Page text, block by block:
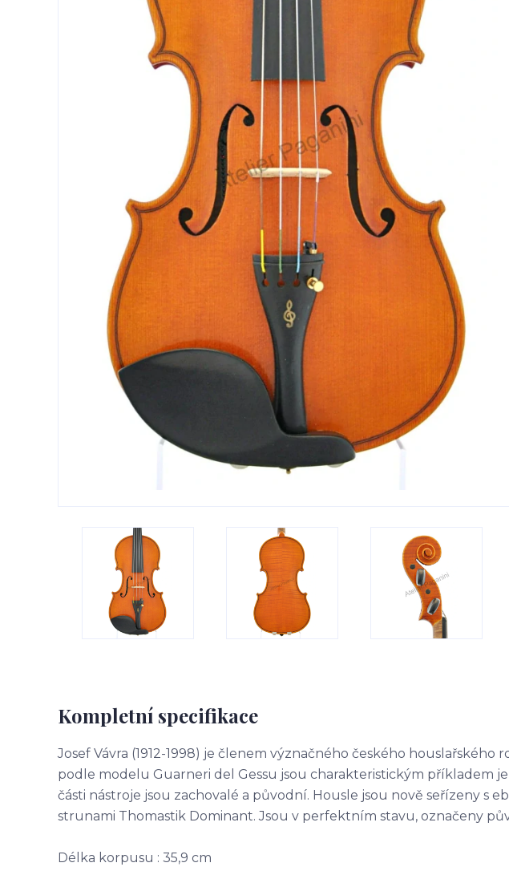
Kompletní specifikace
Josef Vávra (1912-1998) je členem význačného českého houslařského
podle modelu Guarneri del Gessu jsou charakteristickým příkladem
části nástroje jsou zachovalé a původní. Housle jsou nově seřízeny s
strunami Thomastik Dominant. Jsou v perfektním stavu, označeny
Délka korpusu : 35,9 cm